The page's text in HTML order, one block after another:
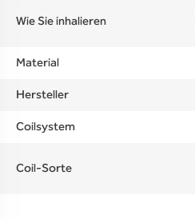
Wie Sie inhalieren
Material
Hersteller
Coilsystem
Coil-Sorte